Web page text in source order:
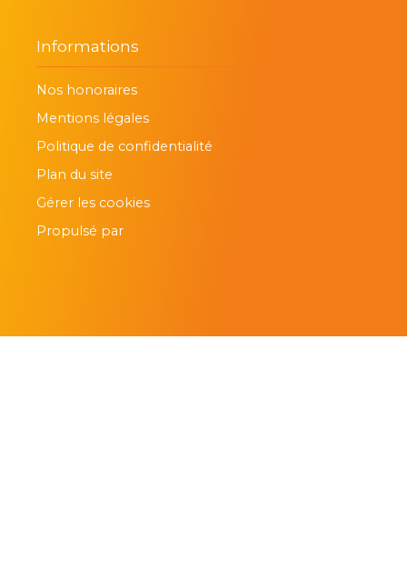
Informations
Nos honoraires
Mentions légales
Politique de confidentialité
Plan du site
Gérer les cookies
Propulsé par